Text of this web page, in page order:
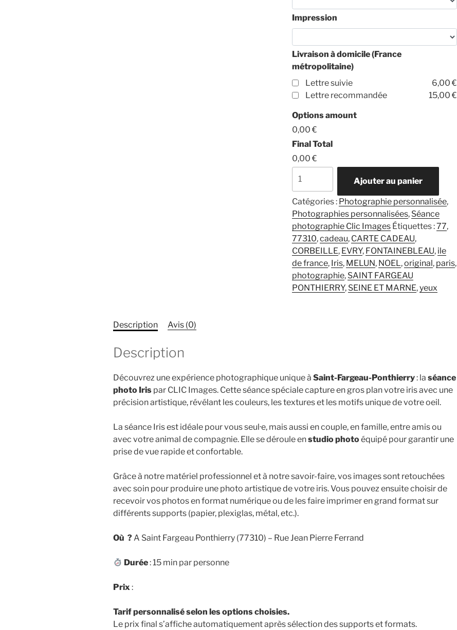
Impression
Livraison à domicile (France
métropolitaine)
Lettre suivie
6,00 €
Lettre recommandée
15,00 €
Options amount
0,00 €
Final Total
0,00 €
de
Séance
Photo
iris
-
votre
oeil
comme
vous
ne
Ajouter au panier
Catégories : Photographie personnalisée,
Photographies personnalisées, Séance
photographie Clic Images Étiquettes :77,
77310,cadeau, CARTE CADEAU,
CORBEILLE, EVRY, FONTAINEBLEAU, ile
de france, Iris, MELUN, NOEL,original, paris,
photographie, SAINT FARGEAU
PONTHIERRY, SEINE ET MARNE,yeux
Description Avis (0)
Description
Découvrez une expérience photographique unique à Saint-Fargeau-Ponthierry: la séance
photo Iris par CLIC Images. Cette séance spéciale capture en gros plan votre iris avec une
précision artistique, révélant les couleurs, les textures et les motifs unique de votre oeil.
La séance Iris est idéale pour vous seul·e, mais aussi en couple, en famille, entre amis ou
avec votre animal de compagnie. Elle se déroule enstudio photoéquipé pour garantir une
prise de vue rapide et confortable.
Grâce à notre matériel professionnel et à notre savoir-faire, vos images sont retouchées
avec soin pour produire une photo artistique de votre iris. Vous pouvez ensuite choisir de
recevoir vos photos en format numérique ou de les faire imprimer en grand format sur
différents supports (papier, plexiglas, métal, etc.).
Où ?A Saint Fargeau Ponthierry (77310) – Rue Jean Pierre Ferrand
Durée: 15 min par personne
Prix:
Tarif personnalisé selon les options choisies.
Le prix final s’affiche automatiquement après sélection des supports et formats.